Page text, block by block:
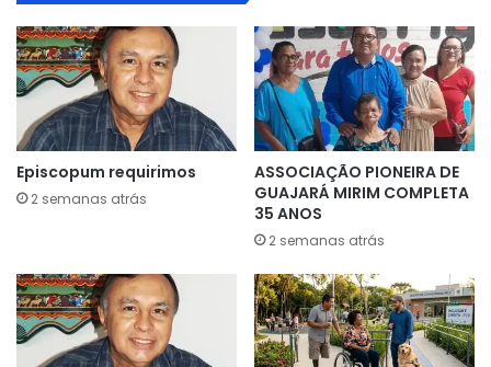
Episcopum requirimos
2 semanas atrás
ASSOCIAÇÃO PIONEIRA DE
GUAJARÁ MIRIM COMPLETA
35 ANOS
2 semanas atrás